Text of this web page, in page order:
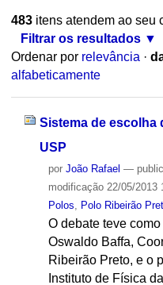
483itens atendem ao seu
Filtrar os resultados
Ordenar por relevância ·
alfabeticamente
Sistema de escolha
USP
por João Rafael —
modificação22/05/2013
Polos
Polo Ribeirão
O debate teve
Oswaldo Baffa,
Ribeirão Preto, e o
Instituto de Física